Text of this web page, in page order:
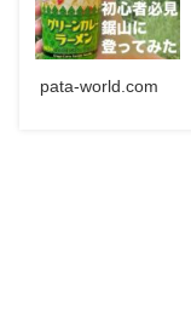
pata-world.com